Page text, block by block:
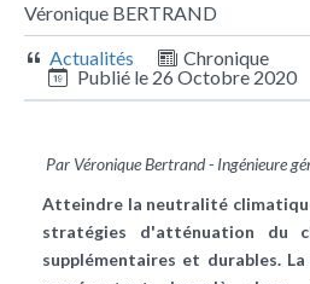
Véronique BERTRAND
Actualités
Chronique
Publié le 26 Octobre 2020
Par Véronique Bertrand - Ingénieure
Atteindre la neutralité
stratégies d'atténuation du
supplémentaires et durables.